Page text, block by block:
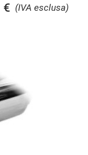
(IVA esclusa)
€